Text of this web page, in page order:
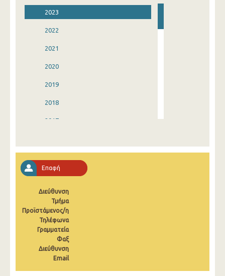
2023
2022
2021
2020
2019
2018
2017
2014
2013
2012
2011
2010
Επαφή
Διεύθυνση
Τμήμα
Προϊστάμενος/η
Τηλέφωνα
Γραμματεία
Φαξ
Διεύθυνση
Email